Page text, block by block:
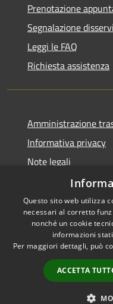
Prenotazione
Segnalazione
Leggi le FAQ
Richiesta assistenza
Amministrazione
Informativa privacy
Note legali
Dichiarazione di
RSS
Accessibilità
Questo sito web utilizza
necessari al corretto
nonché un cookie
informazioni
Per maggiori dettagli, può
ACCETTA